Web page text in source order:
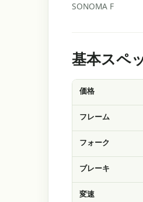
SONOMA F
基本スペ
価格
フレーム
フォーク
ブレーキ
変速